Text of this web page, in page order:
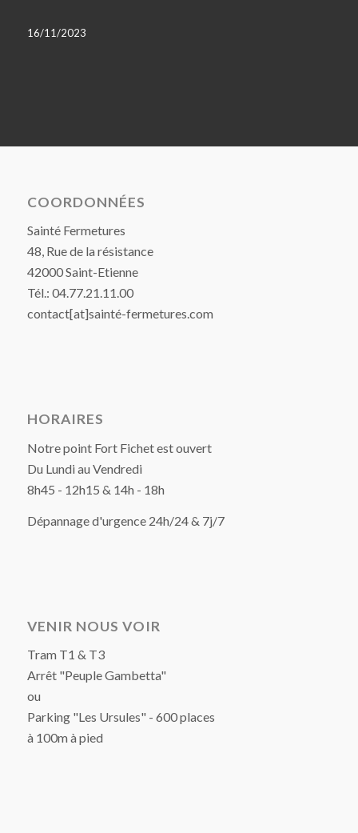
16/11/2023
COORDONNÉES
Sainté Fermetures
48, Rue de la résistance
42000 Saint-Etienne
Tél.: 04.77.21.11.00
contact[at]sainté-fermetures.com
HORAIRES
Notre point Fort Fichet est ouvert
Du Lundi au Vendredi
8h45 - 12h15 & 14h - 18h
Dépannage d'urgence 24h/24 & 7j/7
VENIR NOUS VOIR
Tram T1 & T3
Arrêt "Peuple Gambetta"
ou
Parking "Les Ursules" - 600 places
à 100m à pied